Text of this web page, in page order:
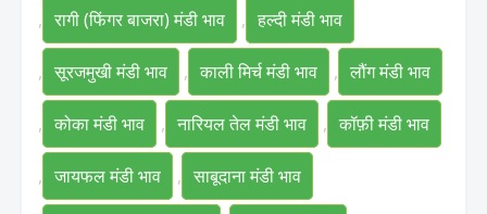
, रागी (फिंगर बाजरा) मंडी भाव , हल्दी मंडी भाव
, सूरजमुखी मंडी भाव , काली मिर्च मंडी भाव , लौंग मंडी भाव
, कोका मंडी भाव , नारियल तेल मंडी भाव , कॉफ़ी मंडी भाव
, जायफल मंडी भाव , साबूदाना मंडी भाव